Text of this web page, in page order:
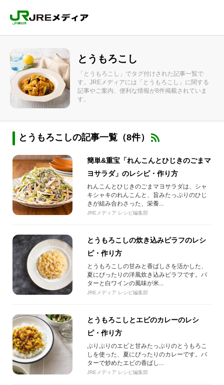
とうもろこし
「とうもろこし」でタグ付けされた記事一覧で
す。JREメディアには「とうもろこし」に関する
記事やご案内、便利な情報が8件掲載されていま
す。
とうもろこしの記事一覧（8件）
簡単&重宝「れんこんとひじきのごまマ
ヨサラダ」のレシピ・作り方
れんこんとひじきのごまマヨサラダは、シャ
キシャキのれんこんと、旨みたっぷりのひじ
きが組み合わさった、栄養...
JREメディア レシピ編集部
とうもろこしの炊き込みピラフのレシ
ピ・作り方
とうもろこしの甘みと香ばしさを活かした、
夏にぴったりの洋風炊き込みピラフです。バ
ターと白ワインの風味が米...
JREメディア レシピ編集部
とうもろこしとエビのカレーのレシ
ピ・作り方
ぷりぷりのエビと甘みたっぷりのとうもろこ
しを使った、夏にぴったりのカレーです。バ
ターで炒めたエビの香ばし...
JREメディア レシピ編集部